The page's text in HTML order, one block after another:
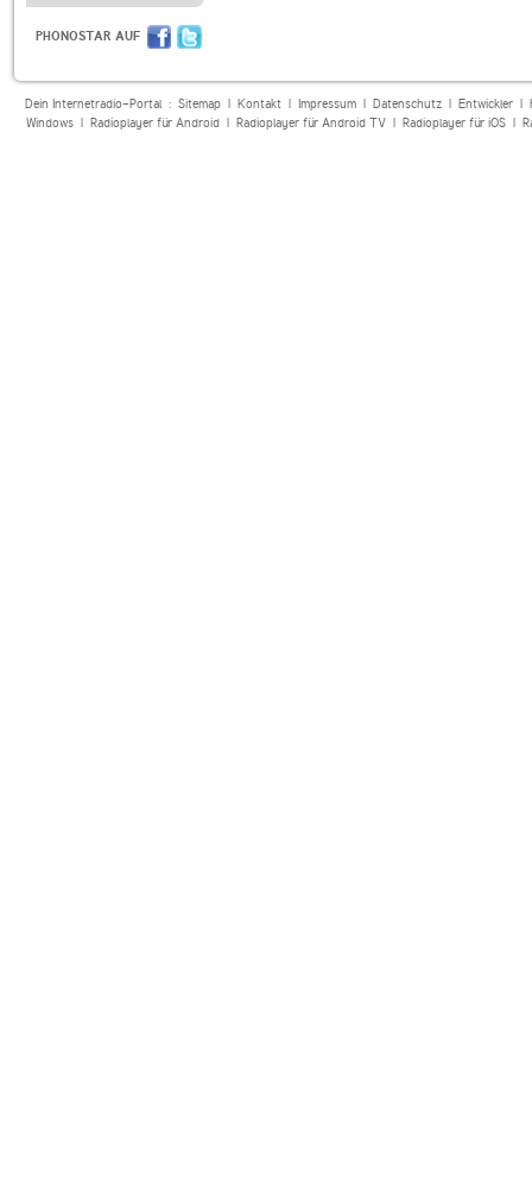
PHONOSTAR AUF
Dein Internetradio-Portal : Sitemap| Kontakt| Impressum| Datenschutz| Entwickler|
Windows| Radioplayer für Android| Radioplayer für Android TV| Radioplayer für iOS|